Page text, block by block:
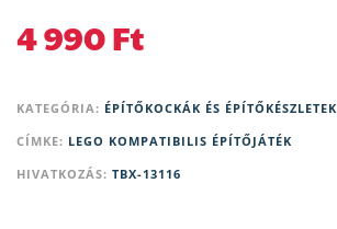
4 990Ft
KATEGÓRIA: ÉPÍTŐKOCKÁK ÉS ÉPÍTŐKÉSZLETEK
CÍMKE: LEGO KOMPATIBILIS ÉPÍTŐJÁTÉK
HIVATKOZÁS: TBX-13116